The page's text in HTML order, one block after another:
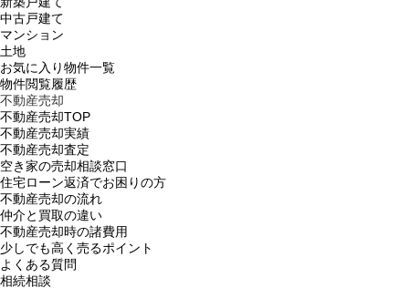
中古戸建て
マンション
土地
お気に入り物件一覧
物件閲覧履歴
不動産売却
不動産売却TOP
不動産売却実績
不動産売却査定
空き家の売却相談窓口
住宅ローン返済でお困りの方
不動産売却の流れ
仲介と買取の違い
不動産売却時の諸費用
少しでも高く売るポイント
よくある質問
相続相談